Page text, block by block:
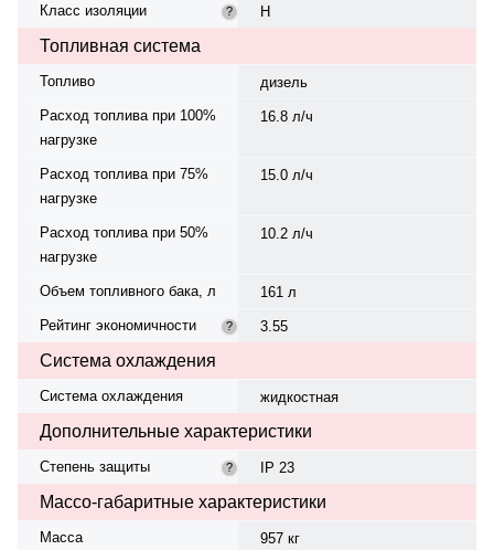
Класс изоляции
? H
Топливная система
Топливо
дизель
Расход топлива при 100%
нагрузке
16.8 л/ч
Расход топлива при 75%
нагрузке
15.0 л/ч
Расход топлива при 50%
нагрузке
10.2 л/ч
Объем топливного бака, л
161 л
Рейтинг экономичности
? 3.55
Система охлаждения
Система охлаждения жидкостная
Дополнительные характеристики
Степень защиты ? IP 23
Массо-габаритные характеристики
Масса
957 кг